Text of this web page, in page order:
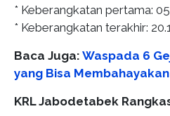
* Keberangkatan pertama:
* Keberangkatan terakhir:
Baca Juga: Waspada 6
yang Bisa
KRL Jabodetabek